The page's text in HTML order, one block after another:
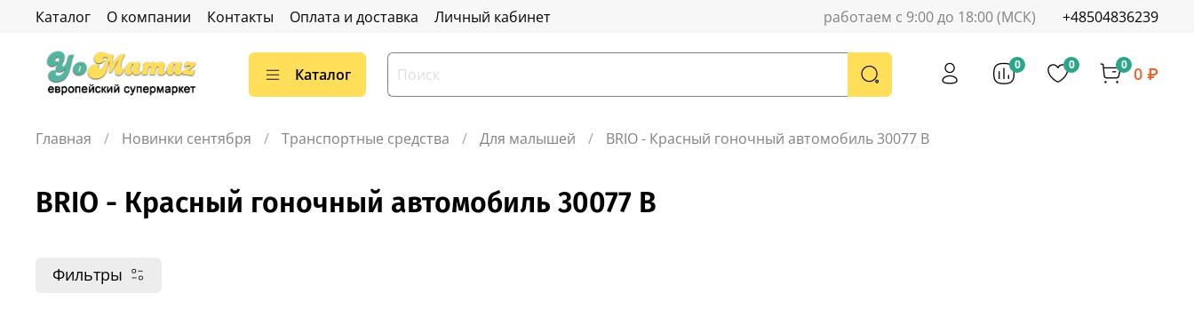
Каталог О компании Контакты Оплата и доставка Личный кабинет работаем с 9:00 до 18:00 (МСК) +48504836239
Каталог
0 0 0 0 ₽
Главная Новинки сентября Транспортные средства Для малышей BRIO - Красный гоночный автомобиль 30077 B
BRIO - Красный гоночный автомобиль 30077 B
Фильтры